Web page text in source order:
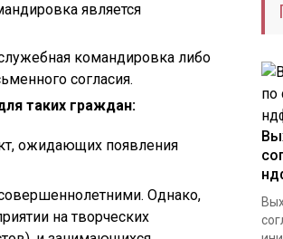
является
командировка либо
согласия.
таких граждан:
ожидающих появления
Однако,
на творческих